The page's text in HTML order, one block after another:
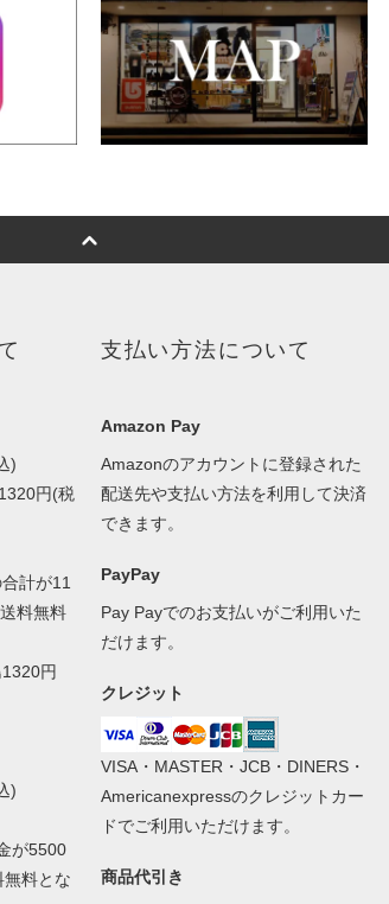
)
円(税
計が11
料無料
円
)
が5500
無料とな
支払い方法について
Amazon Pay
Amazonのアカウントに登録された
配送先や支払い方法を利用して決済
できます。
PayPay
Pay Payでのお支払いがご利用いた
だけます。
クレジット
VISA・MASTER・JCB・DINERS・
Americanexpressのクレジットカー
ドでご利用いただけます。
商品代引き